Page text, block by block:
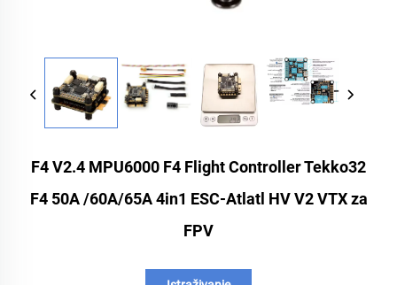
F4 V2.4 MPU6000 F4 Flight Controller Tekko32
F4 50A /60A/65A 4in1 ESC-Atlatl HV V2 VTX za
FPV